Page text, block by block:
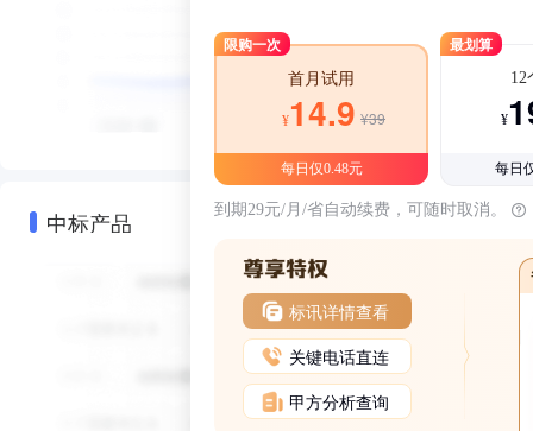
中标产品
限购一次
首月试用
¥14.9 ¥39
每日仅0.48元
最划算
12
¥
每日
到期29元/月/省自动续费，可随时取消。
标讯详情查看
关键电话直连
甲方分析查询